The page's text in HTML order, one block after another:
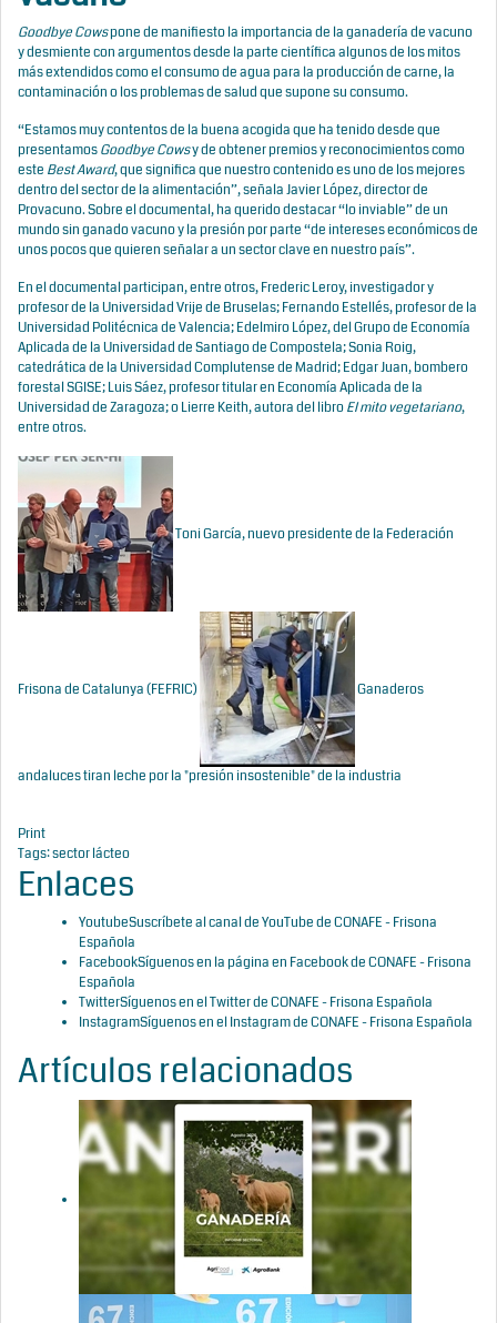
Goodbye Cowspone de manifiesto la importancia de la ganadería de vacuno
y desmiente con argumentos desde la parte científica algunos de los mitos
más extendidos como el consumo de agua para la producción de carne, la
contaminación o los problemas de salud que supone su consumo.
“Estamos muy contentos de la buena acogida que ha tenido desde que
presentamosGoodbye Cowsy de obtener premios y reconocimientos como
este Best Award, que significa que nuestro contenido es uno de los mejores
dentro del sector de la alimentación”, señala Javier López, director de
Provacuno. Sobre el documental, ha querido destacar “lo inviable” de un
mundo sin ganado vacuno y la presión por parte “de intereses económicos de
unos pocos que quieren señalar a un sector clave en nuestro país”.
En el documental participan, entre otros, Frederic Leroy, investigador y
profesor de la Universidad Vrije de Bruselas; Fernando Estellés, profesor de la
Universidad Politécnica de Valencia; Edelmiro López, del Grupo de Economía
Aplicada de la Universidad de Santiago de Compostela; Sonia Roig,
catedrática de la Universidad Complutense de Madrid; Edgar Juan, bombero
forestal SGISE; Luis Sáez, profesor titular en Economía Aplicada de la
Universidad de Zaragoza; o Lierre Keith, autora del libroEl mito vegetariano,
entre otros.
Toni García, nuevo presidente de la Federación
Frisona de Catalunya (FEFRIC) Ganaderos
andaluces tiran leche por la "presión insostenible" de la industria
Print
Tags:sector lácteo
Enlaces
YoutubeSuscríbete al canal de YouTube de CONAFE - Frisona
Española
FacebookSíguenos en la página en Facebook de CONAFE - Frisona
Española
TwitterSíguenos en el Twitter de CONAFE - Frisona Española
InstagramSíguenos en el Instagram de CONAFE - Frisona Española
Artículos relacionados
La ganadería